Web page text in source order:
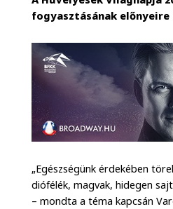
fogyasztásának
„Egészségünk érdekében
diófélék, magvak, hidegen
– mondta a téma kapcsán